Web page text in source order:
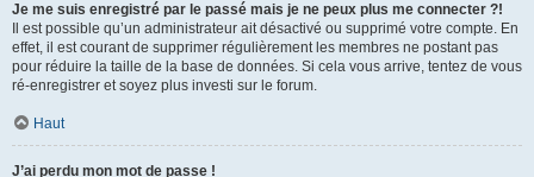
Je me suis enregistré par le passé mais je ne peux plus me connecter ?!
Il est possible qu’un administrateur ait désactivé ou supprimé votre compte. En
effet, il est courant de supprimer régulièrement les membres ne postant pas
pour réduire la taille de la base de données. Si cela vous arrive, tentez de vous
ré-enregistrer et soyez plus investi sur le forum.
Haut
J’ai perdu mon mot de passe !